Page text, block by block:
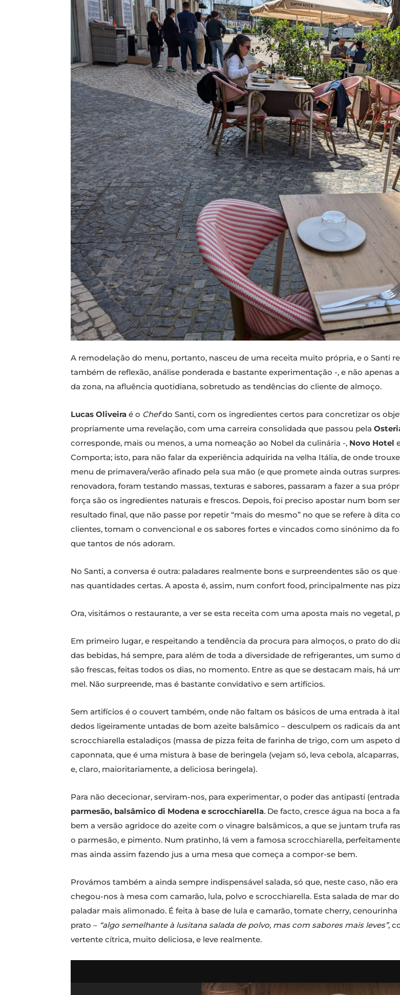
A remodelação do menu, portanto, nasceu de uma receita muito própria, e o Santi
também de reflexão, análise ponderada e bastante experimentação -, e não
da zona, na afluência quotidiana, sobretudo as tendências do cliente de almoço.
Lucas Oliveira é o Chefdo Santi, com os ingredientes certos para concretizar os
propriamente uma revelação, com uma carreira consolidada que passou pela
corresponde, mais ou menos, a uma nomeação ao Nobel da culinária -, Novo Hotel
Comporta; isto, para não falar da experiência adquirida na velha Itália, de onde
menu de primavera/verão afinado pela sua mão (e que promete ainda outras
renovadora, foram testando massas, texturas e sabores, passaram a fazer a sua
força são os ingredientes naturais e frescos. Depois, foi preciso apostar num bom
resultado final, que não passe por repetir “mais do mesmo” no que se refere à dita
clientes, tomam o convencional e os sabores fortes e vincados como sinónimo da
que tantos de nós adoram.
No Santi, a conversa é outra: paladares realmente bons e surpreendentes são os
nas quantidades certas. A aposta é, assim, num confort food, principalmente nas
Ora, visitámos o restaurante, a ver se esta receita com uma aposta mais no vegetal,
Em primeiro lugar, e respeitando a tendência da procura para almoços, o prato do
das bebidas, há sempre, para além de toda a diversidade de refrigerantes, um sumo
são frescas, feitas todos os dias, no momento. Entre as que se destacam mais, há
mel. Não surpreende, mas é bastante convidativo e sem artifícios.
Sem artifícios é o couvert também, onde não faltam os básicos de uma entrada à
dedos ligeiramente untadas de bom azeite balsâmico – desculpem os radicais da
scrocchiarella estaladiços (massa de pizza feita de farinha de trigo, com um aspeto
caponnata, que é uma mistura à base de beringela (vejam só, leva cebola,
e, claro, maioritariamente, a deliciosa beringela).
Para não dececionar, serviram-nos, para experimentar, o poder das antipasti
parmesão, balsâmico di Modena e scrocchiarella. De facto, cresce água na boca a
bem a versão agridoce do azeite com o vinagre balsâmicos, a que se juntam trufa
o parmesão, e pimento. Num pratinho, lá vem a famosa scrocchiarella,
mas ainda assim fazendo jus a uma mesa que começa a compor-se bem.
Provámos também a ainda sempre indispensável salada, só que, neste caso, não
chegou-nos à mesa com camarão, lula, polvo e scrocchiarella. Esta salada de mar
paladar mais alimonado. É feita à base de lula e camarão, tomate cherry,
prato – “algo semelhante à lusitana salada de polvo, mas com sabores mais leves”,
vertente cítrica, muito deliciosa, e leve realmente.